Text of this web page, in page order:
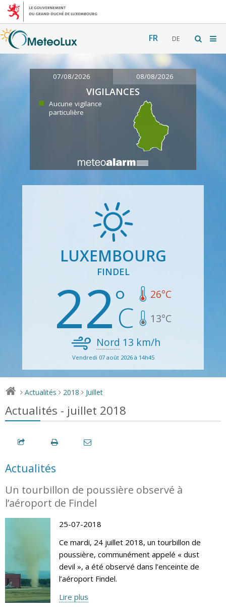
FR DE
07/08/2026 08/08/2026
VIGILANCES
Aucune vigilance
particulière
LUXEMBOURG
FINDEL
22 26°C
13°C
Nord 13 km/h
Vendredi 07 août 2026 à 14h45
> Actualités > 2018 > Juillet
Actualités - juillet 2018
Actualités
Un tourbillon de poussière observé à
l’aéroport de Findel
25-07-2018
Ce mardi, 24 juillet 2018, un tourbillon de
poussière, communément appelé « dust
devil », a été observé dans l’enceinte de
l’aéroport Findel.
Lire plus